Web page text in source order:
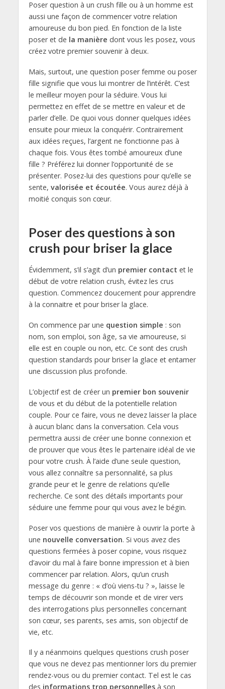
Poser question à un crush fille ou à un homme est
aussi une façon de commencer votre relation
amoureuse du bon pied. En fonction de la liste
poser et de la manière dont vous les posez, vous
créez votre premier souvenir à deux.
Mais, surtout, une question poser femme ou poser
fille signifie que vous lui montrer de l’intérêt. C’est
le meilleur moyen pour la séduire. Vous lui
permettez en effet de se mettre en valeur et de
parler d’elle. De quoi vous donner quelques idées
ensuite pour mieux la conquérir. Contrairement
aux idées reçues, l’argent ne fonctionne pas à
chaque fois. Vous êtes tombé amoureux d’une
fille ? Préférez lui donner l’opportunité de se
présenter. Posez-lui des questions pour qu’elle se
sente, valorisée et écoutée. Vous aurez déjà à
moitié conquis son cœur.
Poser des questions à son
crush pour briser la glace
Évidemment, s’il s’agit d’un premier contact et le
début de votre relation crush, évitez les crus
question. Commencez doucement pour apprendre
à la connaitre et pour briser la glace.
On commence par une question simple : son
nom, son emploi, son âge, sa vie amoureuse, si
elle est en couple ou non, etc. Ce sont des crush
question standards pour briser la glace et entamer
une discussion plus profonde.
L’objectif est de créer un premier bon souvenir
de vous et du début de la potentielle relation
couple. Pour ce faire, vous ne devez laisser la place
à aucun blanc dans la conversation. Cela vous
permettra aussi de créer une bonne connexion et
de prouver que vous êtes le partenaire idéal de vie
pour votre crush. À l’aide d’une seule question,
vous allez connaître sa personnalité, sa plus
grande peur et le genre de relations qu’elle
recherche. Ce sont des détails importants pour
séduire une femme pour qui vous avez le bégin.
Poser vos questions de manière à ouvrir la porte à
une nouvelle conversation. Si vous avez des
questions fermées à poser copine, vous risquez
d’avoir du mal à faire bonne impression et à bien
commencer par relation. Alors, qu’un crush
message du genre : « d’où viens-tu ? », laisse le
temps de découvrir son monde et de virer vers
des interrogations plus personnelles concernant
son cœur, ses parents, ses amis, son objectif de
vie, etc.
Il y a néanmoins quelques questions crush poser
que vous ne devez pas mentionner lors du premier
rendez-vous ou du premier contact. Tel est le cas
des informations trop personnellesà son